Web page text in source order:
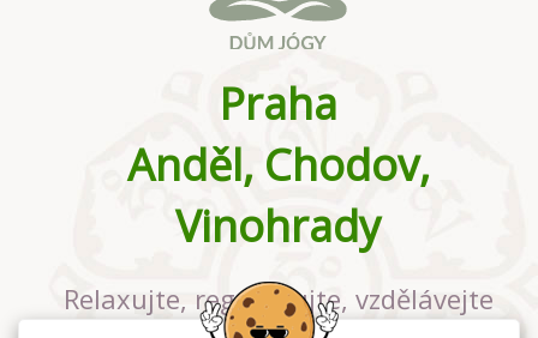
Praha
Anděl, Chodov,
Vinohrady
Relaxujte, regenerujte, vzdělávejte